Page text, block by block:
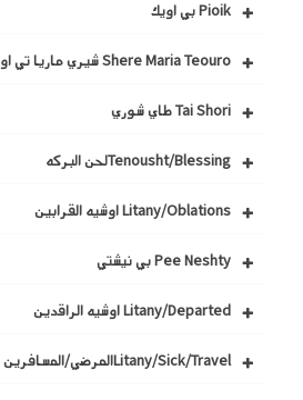
Pioik بي اويك
Shere Maria Teouro شيري ماريا تي اورو
Tai Shori طاي شوري
Tenousht/Blessingلحن البركه
Litany/Oblations اوشيه القرابين
Pee Neshty بي نيشتي
Litany/Departed اوشيه الراقدين
Litany/Sick/Travelالمرضي/المسافرين